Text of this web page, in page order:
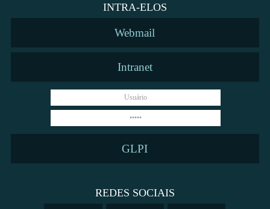
INTRA-ELOS
Webmail
Intranet
GLPI
REDES SOCIAIS